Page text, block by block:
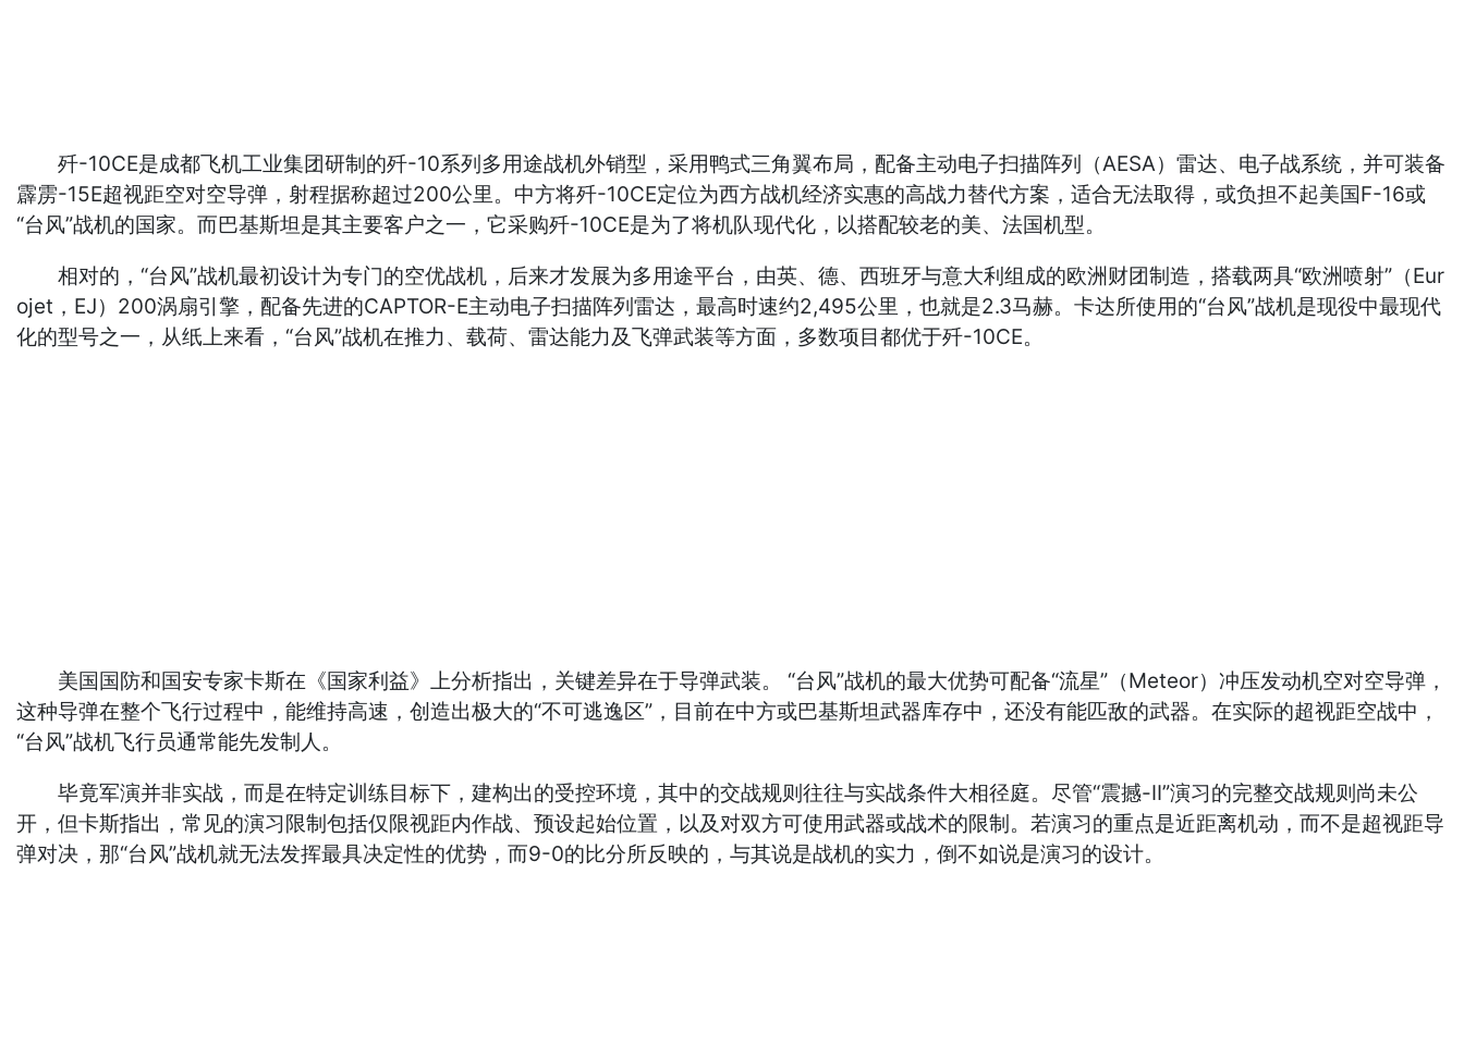
歼-10CE是成都飞机工业集团研制的歼-10系列多用途战机外销型，采用鸭式三角翼布局，配备主动电子扫描阵列（AESA）雷达、电子战系统，并可装备
霹雳-15E超视距空对空导弹，射程据称超过200公里。中方将歼-10CE定位为西方战机经济实惠的高战力替代方案，适合无法取得，或负担不起美国F-16或
“台风”战机的国家。而巴基斯坦是其主要客户之一，它采购歼-10CE是为了将机队现代化，以搭配较老的美、法国机型。
相对的，“台风”战机最初设计为专门的空优战机，后来才发展为多用途平台，由英、德、西班牙与意大利组成的欧洲财团制造，搭载两具“欧洲喷射”（Eur
ojet，EJ）200涡扇引擎，配备先进的CAPTOR-E主动电子扫描阵列雷达，最高时速约2,495公里，也就是2.3马赫。卡达所使用的“台风”战机是现役中最现代
化的型号之一，从纸上来看，“台风”战机在推力、载荷、雷达能力及飞弹武装等方面，多数项目都优于歼-10CE。
美国国防和国安专家卡斯在《国家利益》上分析指出，关键差异在于导弹武装。 “台风”战机的最大优势可配备“流星”（Meteor）冲压发动机空对空导弹，
这种导弹在整个飞行过程中，能维持高速，创造出极大的“不可逃逸区”，目前在中方或巴基斯坦武器库存中，还没有能匹敌的武器。在实际的超视距空战中，
“台风”战机飞行员通常能先发制人。
毕竟军演并非实战，而是在特定训练目标下，建构出的受控环境，其中的交战规则往往与实战条件大相径庭。尽管“震撼-II”演习的完整交战规则尚未公
开，但卡斯指出，常见的演习限制包括仅限视距内作战、预设起始位置，以及对双方可使用武器或战术的限制。若演习的重点是近距离机动，而不是超视距导
弹对决，那“台风”战机就无法发挥最具决定性的优势，而9-0的比分所反映的，与其说是战机的实力，倒不如说是演习的设计。